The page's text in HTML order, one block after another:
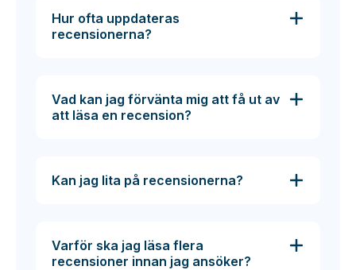
Hur ofta uppdateras
recensionerna?
Vad kan jag förvänta mig att få ut av
att läsa en recension?
Kan jag lita på recensionerna?
Varför ska jag läsa flera
recensioner innan jag ansöker?